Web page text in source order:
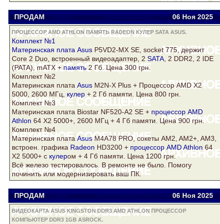
ПРОДАМ Viator viatora@ukr.net 06 Ноя2025
ПРОЦЕССОР AMD ATHLON ПАМЯТЬ RADEON КУЛЕР SATA ASUS.
Комплект №1
Материнская плата Asus P5VD2-MX SE, socket 775, держит
Core 2 Duo, встроенный видеоадаптер, 2 SATA , 2 DDR2, 2 IDE
(PATA), mATX + память2 Гб. Цена 300 грн.
Комплект №2
Материнская плата Asus M2N-X Plus + Процессор AMD X2
5000, 2600 МГц, кулер + 2 Гб памяти. Цена 800 грн.
Комплект №3
Материнская плата Biostar NF520-A2 SE + процессор AMD
Athlon 64 Х2 5000+, 2600 МГц + 4 Гб памяти. Цена 900 грн.
Комплект №4
Материнская платаAsusM4A78 PRO, сокеты AM2, AM2+, AM3,
встроен. графика Radeon HD3200 + процессор AMD Athlon 64
Х2 5000+ с кулером + 4 Гб памяти. Цена 1200 грн.
Всё железо тестировалось. В ремонте не было. Помогу
починить или модернизировать ваш ПК.
ПРОДАМ Gatis gatis.yolaw@gmail.com 06 Ноя2025
ВИДЕОКАРТА ASUS KINGSTON DDR3 AMD ATHLON ПРОЦЕССОР
КОМПЬЮТЕР DDR3 1GB ASROCK.